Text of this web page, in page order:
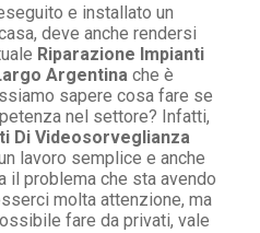
e installato un
deve anche rendersi
Riparazione Impianti
Argentina che è
sapere cosa fare se
nel settore? Infatti,
Di Videosorveglianza
lavoro semplice e anche
il problema che sta avendo
molta attenzione, ma
fare da privati, vale